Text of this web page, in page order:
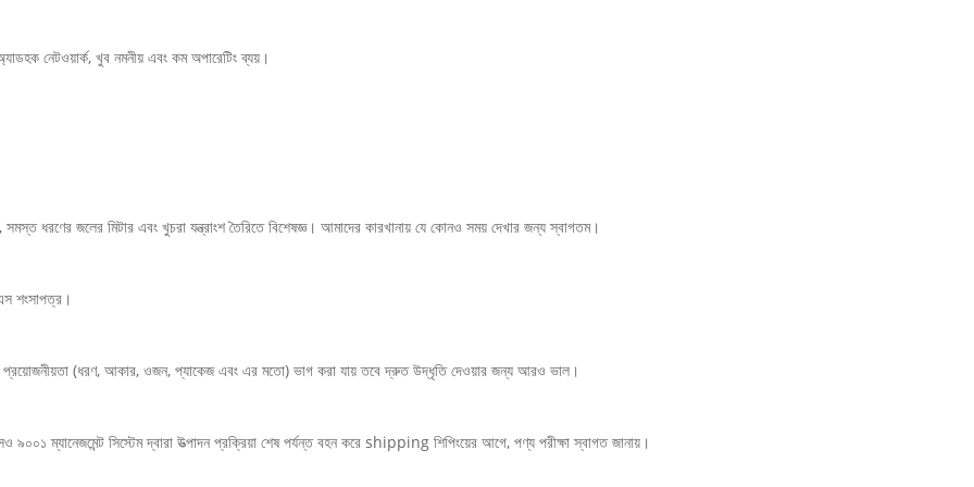
নেটওয়ার্ক, খুব নমনীয় এবং কম অপারেটিং ব্যয়।
ধরণের জলের মিটার এবং খুচরা যন্ত্রাংশ তৈরিতে বিশেষজ্ঞ। আমাদের কারখানায় যে কোনও সময় দেখার জন্য স্বাগতম।
শংসাপত্র।
(ধরণ, আকার, ওজন, প্যাকেজ এবং এর মতো) ভাগ করা যায় তবে দ্রুত উদ্ধৃতি দেওয়ার জন্য আরও ভাল।
ম্যানেজমেন্ট সিস্টেম দ্বারা উত্পাদন প্রক্রিয়া শেষ পর্যন্ত বহন করে shipping শিপিংয়ের আগে, পণ্য পরীক্ষা স্বাগত জানায়।